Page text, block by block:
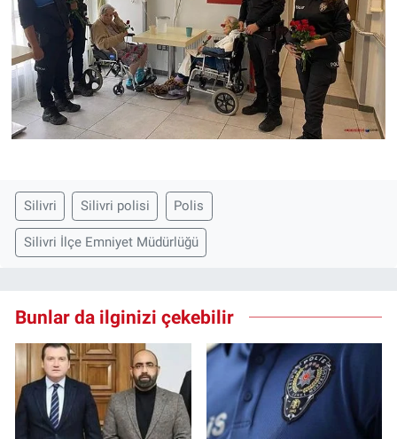
Silivri Silivri polisi Polis
Silivri İlçe Emniyet Müdürlüğü
Bunlar da ilginizi çekebilir